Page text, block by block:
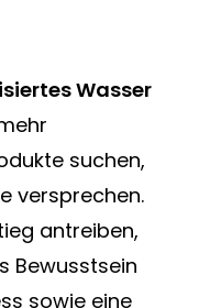
Wasser
suchen,
versprechen.
antreiben,
Bewusstsein
sowie eine